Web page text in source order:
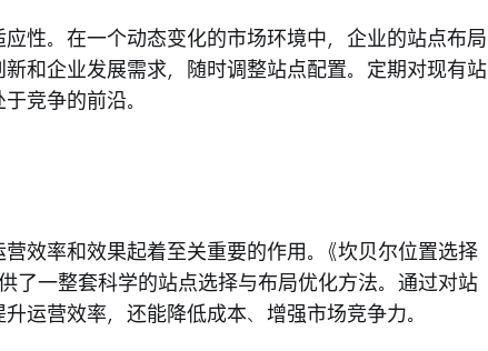
性。在一个动态变化的市场环境中，企业的站点布局
和企业发展需求，随时调整站点配置。定期对现有站
竞争的前沿。
效率和效果起着至关重要的作用。《坎贝尔位置选择
了一整套科学的站点选择与布局优化方法。通过对站
运营效率，还能降低成本、增强市场竞争力。